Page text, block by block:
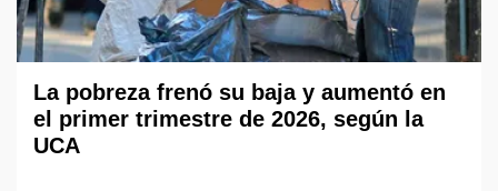
La pobreza frenó su baja y aumentó en
el primer trimestre de 2026, según la
UCA